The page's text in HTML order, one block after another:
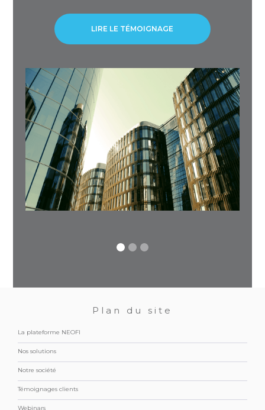
LIRE LE TÉMOIGNAGE
Plan du site
La plateforme NEOFI
Nos solutions
Notre société
Témoignages clients
Webinars